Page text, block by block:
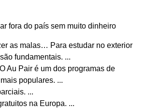
fora do país sem muito dinheiro
as malas… Para estudar no exterior
fundamentais. ...
Au Pair é um dos programas de
populares. ...
...
na Europa. ...